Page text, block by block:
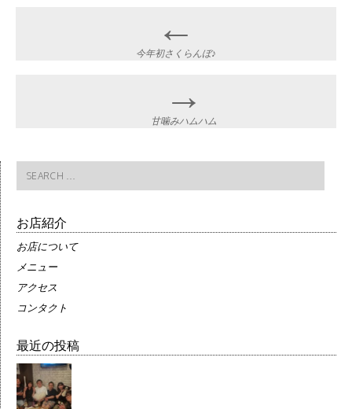
navigation
←
今年初さくらんぼ♪
→
甘噛みハムハム
Search
for:
お店紹介
お店について
メニュー
アクセス
コンタクト
最近の投稿